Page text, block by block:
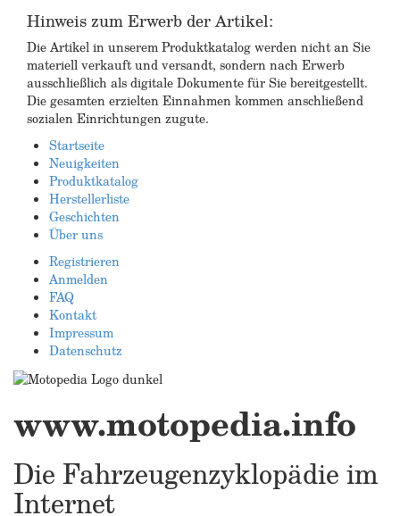
Hinweis zum Erwerb der Artikel:
Die Artikel in unserem Produktkatalog werden nicht an Sie
materiell verkauft und versandt, sondern nach Erwerb
ausschließlich als digitale Dokumente für Sie bereitgestellt.
Die gesamten erzielten Einnahmen kommen anschließend
sozialen Einrichtungen zugute.
Startseite
Neuigkeiten
Produktkatalog
Herstellerliste
Geschichten
Über uns
Registrieren
Anmelden
FAQ
Kontakt
Impressum
Datenschutz
www.motopedia.info
Die Fahrzeugenzyklopädie im
Internet